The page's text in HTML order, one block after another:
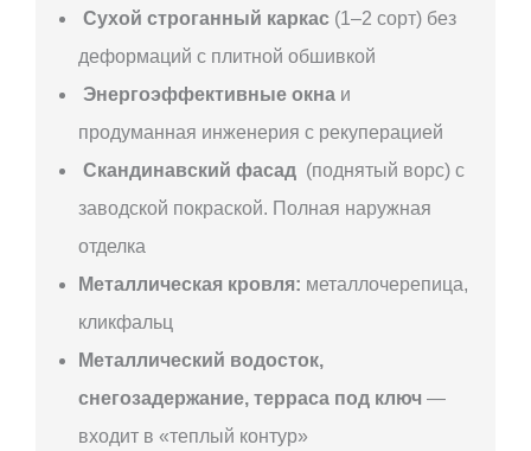
Сухой строганный каркас (1–2 сорт) без
деформаций с плитной обшивкой
Энергоэффективные окна и
продуманная инженерия с рекуперацией
Скандинавский фасад (поднятый ворс) с
заводской покраской. Полная наружная
отделка
Металлическая кровля: металлочерепица,
кликфальц
Металлический водосток,
снегозадержание, терраса под ключ —
входит в «теплый контур»